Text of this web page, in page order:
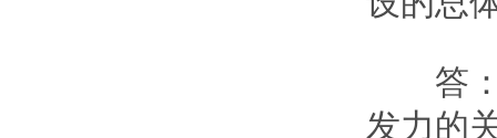
答：“
发力的